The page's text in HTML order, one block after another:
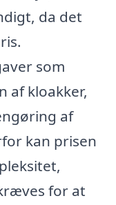
da det
som
af kloakker,
af
kan prisen
for at